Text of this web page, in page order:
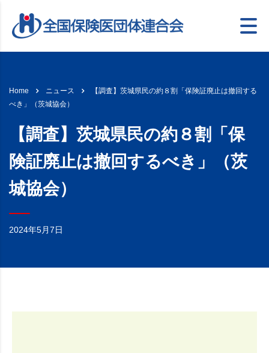
Home ニュース
【調査】茨城県民の約８割「保険証廃止は撤回する
べき」（茨城協会）
【調査】茨城県民の約８割「保
険証廃止は撤回するべき」（茨
城協会）
2024年5月7日